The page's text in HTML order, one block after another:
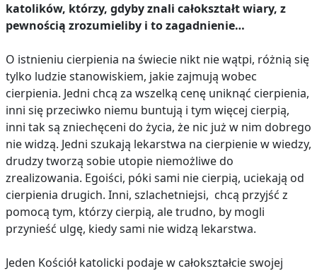
katolików, którzy, gdyby znali całokształt wiary, z
pewnością zrozumieliby i to zagadnienie…
O istnieniu cierpienia na świecie nikt nie wątpi, różnią się
tylko ludzie stanowiskiem, jakie zajmują wobec
cierpienia. Jedni chcą za wszelką cenę uniknąć cierpienia,
inni się przeciwko niemu buntują i tym więcej cierpią,
inni tak są zniechęceni do życia, że nic już w nim dobrego
nie widzą. Jedni szukają lekarstwa na cierpienie w wiedzy,
drudzy tworzą sobie utopie niemożliwe do
zrealizowania. Egoiści, póki sami nie cierpią, uciekają od
cierpienia drugich. Inni, szlachetniejsi, chcą przyjść z
pomocą tym, którzy cierpią, ale trudno, by mogli
przynieść ulgę, kiedy sami nie widzą lekarstwa.
Jeden Kościół katolicki podaje w całokształcie swojej